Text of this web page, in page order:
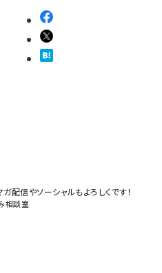
配信やソーシャルもよろしくです！
相談室